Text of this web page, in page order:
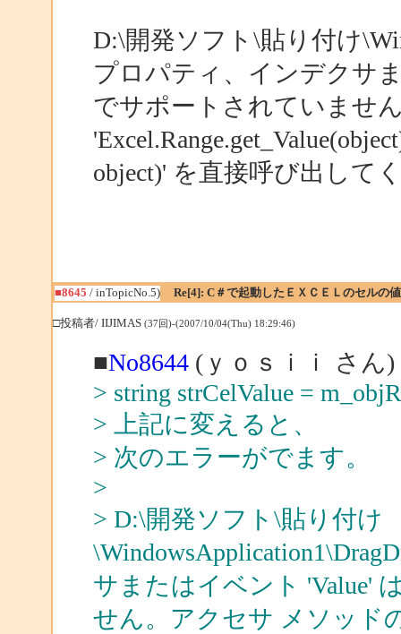
D:\開発ソフト\貼り付け
プロパティ、インデクサ
でサポートされていませ
object)' を直接呼び出して
■8645 / inTopicNo.5) Re[4]: C＃で起動したＥＸＣＥＬのセルの
□投稿者/ IIJIMAS (37回)-(2007/10/04(Thu) 18:29:46)
■No8644(ｙｏｓｉｉ さん)
> string strCelValue =
> 上記に変えると、
> 次のエラーがでます。
>
> D:\開発ソフト\貼り付け
サまたはイベント 'Value'
せん。アクセサ メソッド